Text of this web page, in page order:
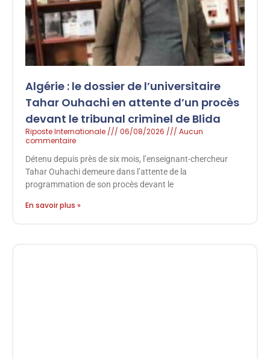
Algérie : le dossier de l’universitaire
Tahar Ouhachi en attente d’un procès
devant le tribunal criminel de Blida
Riposte Internationale 06/08/2026
Aucun
commentaire
Détenu depuis près de six mois, l’enseignant-chercheur
Tahar Ouhachi demeure dans l’attente de la
programmation de son procès devant le
En savoir plus »